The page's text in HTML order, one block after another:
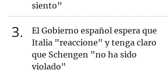
siento”
3
El Gobierno español espera que
Italia "reaccione" y tenga claro
que Schengen "no ha sido
violado"